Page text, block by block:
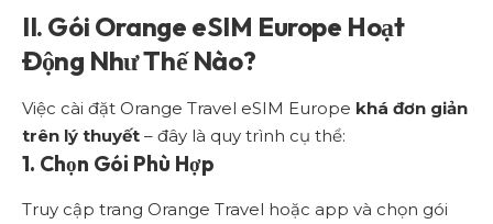
II. Gói Orange eSIM Europe Hoạt
Động Như Thế Nào?
Việc cài đặt Orange Travel eSIM Europe khá đơn giản
trên lý thuyết – đây là quy trình cụ thể:
1. Chọn Gói Phù Hợp
Truy cập trang Orange Travel hoặc app và chọn gói